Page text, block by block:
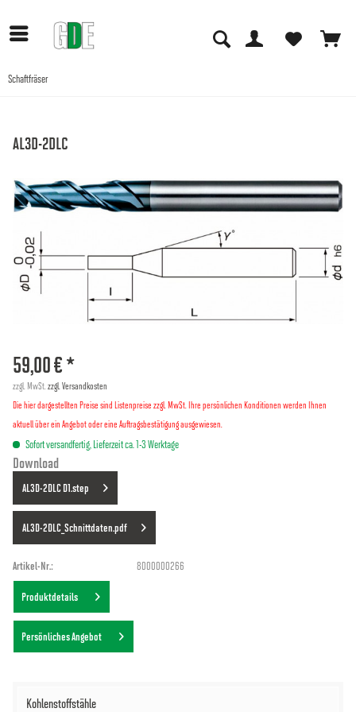
Schaftfräser
AL3D-2DLC
59,00 € *
zzgl. MwSt. zzgl. Versandkosten
Die hier dargestellten Preise sind Listenpreise zzgl. MwSt. Ihre persönlichen Konditionen werden Ihnen
aktuell über ein Angebot oder eine Auftragsbestätigung ausgewiesen.
Sofort versandfertig, Lieferzeit ca. 1-3 Werktage
Download
AL3D-2DLC D1.step
AL3D-2DLC_Schnittdaten.pdf
Artikel-Nr.: 8000000266
Produktdetails
Persönliches Angebot